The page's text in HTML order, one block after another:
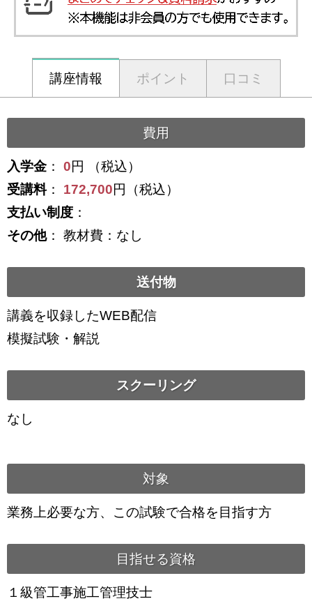
講座情報 ポイント 口コミ
費用
入学金 ： 0円 （税込）
受講料： 172,700円（税込）
支払い制度 ：
その他： 教材費：なし
送付物
講義を収録したWEB配信
模擬試験・解説
スクーリング
なし
対象
業務上必要な方、この試験で合格を目指す方
目指せる資格
１級管工事施工管理技士